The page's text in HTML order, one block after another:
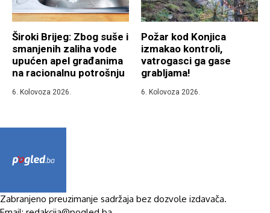
Široki Brijeg: Zbog suše i
smanjenih zaliha vode
upućen apel građanima
na racionalnu potrošnju
6. Kolovoza 2026.
Požar kod Konjica
izmakao kontroli,
vatrogasci ga gase
grabljama!
6. Kolovoza 2026.
Zabranjeno preuzimanje sadržaja bez dozvole izdavača.